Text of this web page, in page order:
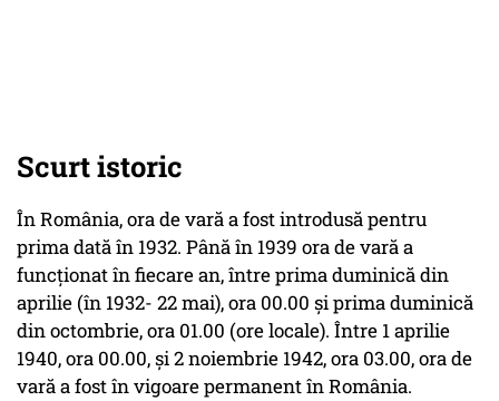
Scurt istoric
În România, ora de vară a fost introdusă pentru
prima dată în 1932. Până în 1939 ora de vară a
funcţionat în fiecare an, între prima duminică din
aprilie (în 1932- 22 mai), ora 00.00 şi prima duminică
din octombrie, ora 01.00 (ore locale). Între 1 aprilie
1940, ora 00.00, şi 2 noiembrie 1942, ora 03.00, ora de
vară a fost în vigoare permanent în România.